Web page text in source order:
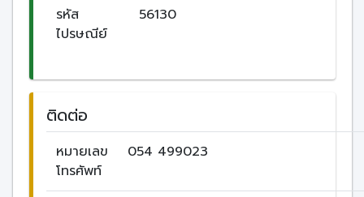
รหัส
ไปรษณีย์
56130
ติดต่อ
หมายเลข
โทรศัพท์
054 499023